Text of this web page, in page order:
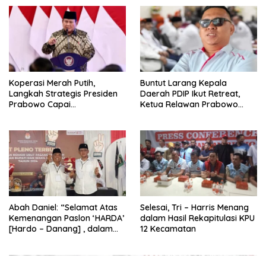
Koperasi Merah Putih,
Langkah Strategis Presiden
Prabowo Capai
Buntut Larang Kepala
Daerah PDIP Ikut Retreat,
Ketua Relawan Prabowo
Abah Daniel: “Selamat Atas
Kemenangan Paslon ‘HARDA’
[Hardo – Danang] , dalam
Selesai, Tri – Harris Menang
dalam Hasil Rekapitulasi KPU
12 Kecamatan